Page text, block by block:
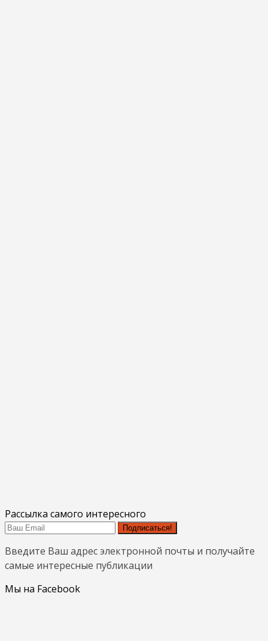
Рассылка самого интересного
Подписаться!
Введите Ваш адрес электронной почты и получайте
самые интересные публикации
Мы на Facebook